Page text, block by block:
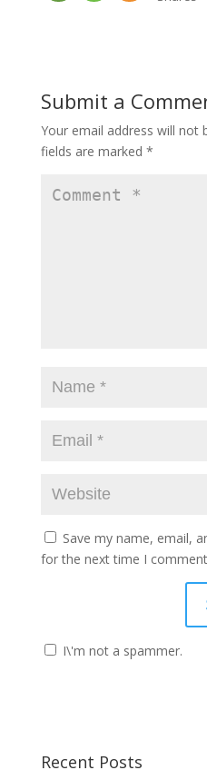
Submit a
Your email address will not
fields are marked *
Save my name, email,
for the next time I
I\'m not a spammer.
Recent Posts